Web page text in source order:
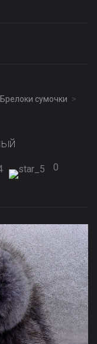
Брелоки сумочки
0